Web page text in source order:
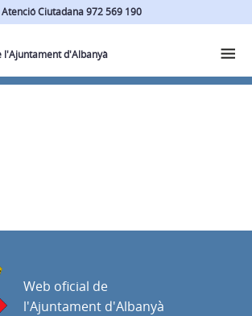
Atenció Ciutadana 972 569 190
l'Ajuntament d'Albanyà
Web oficial de
l'Ajuntament d'Albanyà